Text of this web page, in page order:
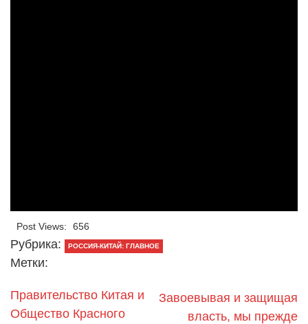
Post Views: 656
Рубрика: РОССИЯ-КИТАЙ: ГЛАВНОЕ
Метки:
Правительство Китая и
Общество Красного
Завоевывая и защищая
власть, мы прежде